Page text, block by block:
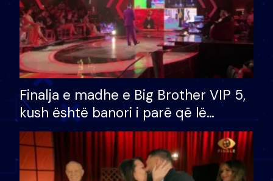
Finalja e madhe e Big Brother VIP 5,
kush është banori i parë që lë
shtëpinë dhe humb mundësinë për
të fituar çmimin e madh